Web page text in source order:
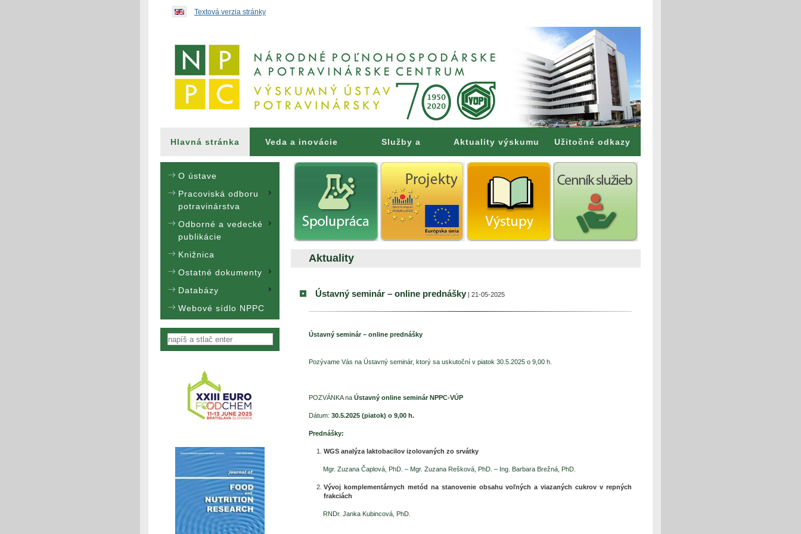
Textová verzia stránky
Hlavná stránka Veda a inovácie Služby a
poradenstvo
Aktuality výskumu Užitočné odkazy
O ústave
Pracoviská odboru
potravinárstva
Odborné a vedecké
publikácie
Knižnica
Ostatné dokumenty
Databázy
Webové sídlo NPPC
Vyhľadávanie
Aktuality
Ústavný seminár – online prednášky | 21-05-2025
Ústavný seminár – online prednášky
Pozývame Vás na Ústavný seminár, ktorý sa uskutoční v piatok 30.5.2025 o 9,00 h.
POZVÁNKA na Ústavný online seminár NPPC-VÚP
Dátum: 30.5.2025 (piatok) o 9,00 h.
Prednášky:
WGS analýza laktobacilov izolovaných zo srvátky
Mgr. Zuzana Čaplová, PhD. – Mgr. Zuzana Rešková, PhD. – Ing. Barbara Brežná, PhD.
Vývoj komplementárnych metód na stanovenie obsahu voľných a viazaných cukrov v repných
frakciách
RNDr. Janka Kubincová, PhD.